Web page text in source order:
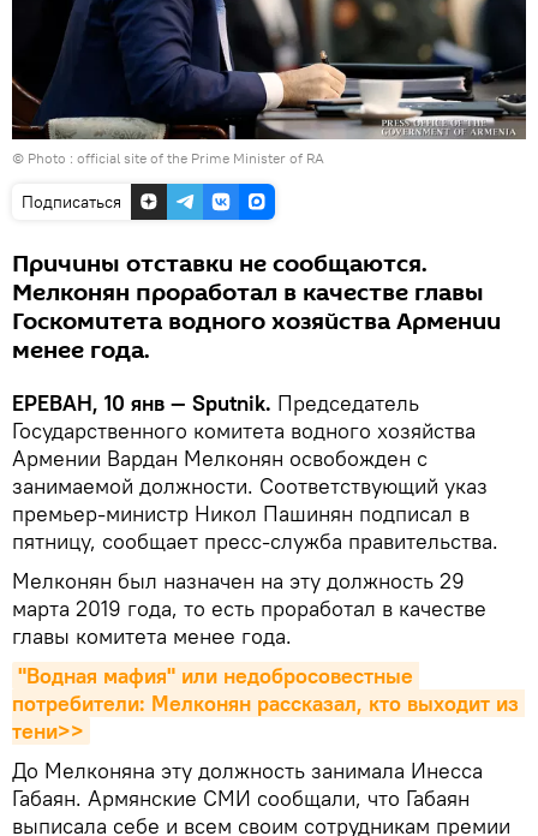
© Photo : official site of the Prime Minister of RA
Подписаться
Причины отставки не сообщаются.
Мелконян проработал в качестве главы
Госкомитета водного хозяйства Армении
менее года.
ЕРЕВАН, 10 янв — Sputnik. Председатель
Государственного комитета водного хозяйства
Армении Вардан Мелконян освобожден с
занимаемой должности. Соответствующий указ
премьер-министр Никол Пашинян подписал в
пятницу, сообщает пресс-служба правительства.
Мелконян был назначен на эту должность 29
марта 2019 года, то есть проработал в качестве
главы комитета менее года.
"Водная мафия" или недобросовестные
потребители: Мелконян рассказал, кто выходит из
тени>>
До Мелконяна эту должность занимала Инесса
Габаян. Армянские СМИ сообщали, что Габаян
выписала себе и всем своим сотрудникам премии